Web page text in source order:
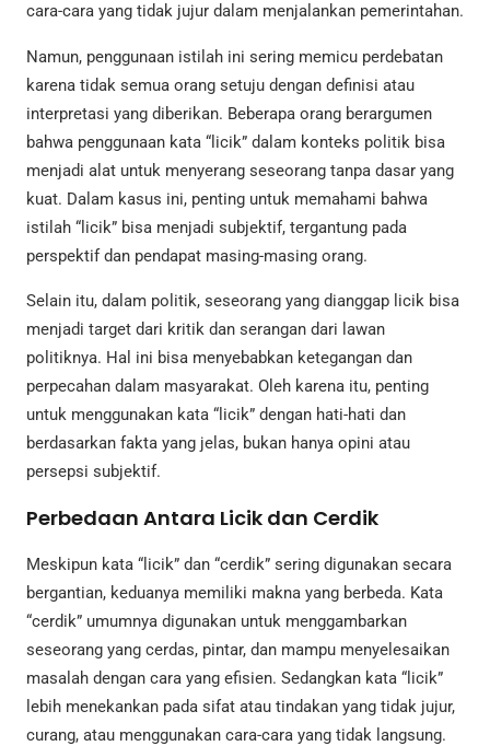
cara-cara yang tidak jujur dalam menjalankan pemerintahan.
Namun, penggunaan istilah ini sering memicu perdebatan
karena tidak semua orang setuju dengan definisi atau
interpretasi yang diberikan. Beberapa orang berargumen
bahwa penggunaan kata “licik” dalam konteks politik bisa
menjadi alat untuk menyerang seseorang tanpa dasar yang
kuat. Dalam kasus ini, penting untuk memahami bahwa
istilah “licik” bisa menjadi subjektif, tergantung pada
perspektif dan pendapat masing-masing orang.
Selain itu, dalam politik, seseorang yang dianggap licik bisa
menjadi target dari kritik dan serangan dari lawan
politiknya. Hal ini bisa menyebabkan ketegangan dan
perpecahan dalam masyarakat. Oleh karena itu, penting
untuk menggunakan kata “licik” dengan hati-hati dan
berdasarkan fakta yang jelas, bukan hanya opini atau
persepsi subjektif.
Perbedaan Antara Licik dan Cerdik
Meskipun kata “licik” dan “cerdik” sering digunakan secara
bergantian, keduanya memiliki makna yang berbeda. Kata
“cerdik” umumnya digunakan untuk menggambarkan
seseorang yang cerdas, pintar, dan mampu menyelesaikan
masalah dengan cara yang efisien. Sedangkan kata “licik”
lebih menekankan pada sifat atau tindakan yang tidak jujur,
curang, atau menggunakan cara-cara yang tidak langsung.